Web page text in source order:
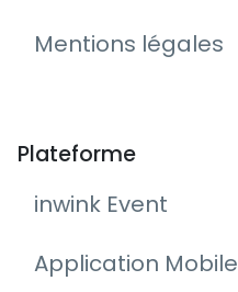
Mentions légales
Plateforme
inwink Event
Application Mobile